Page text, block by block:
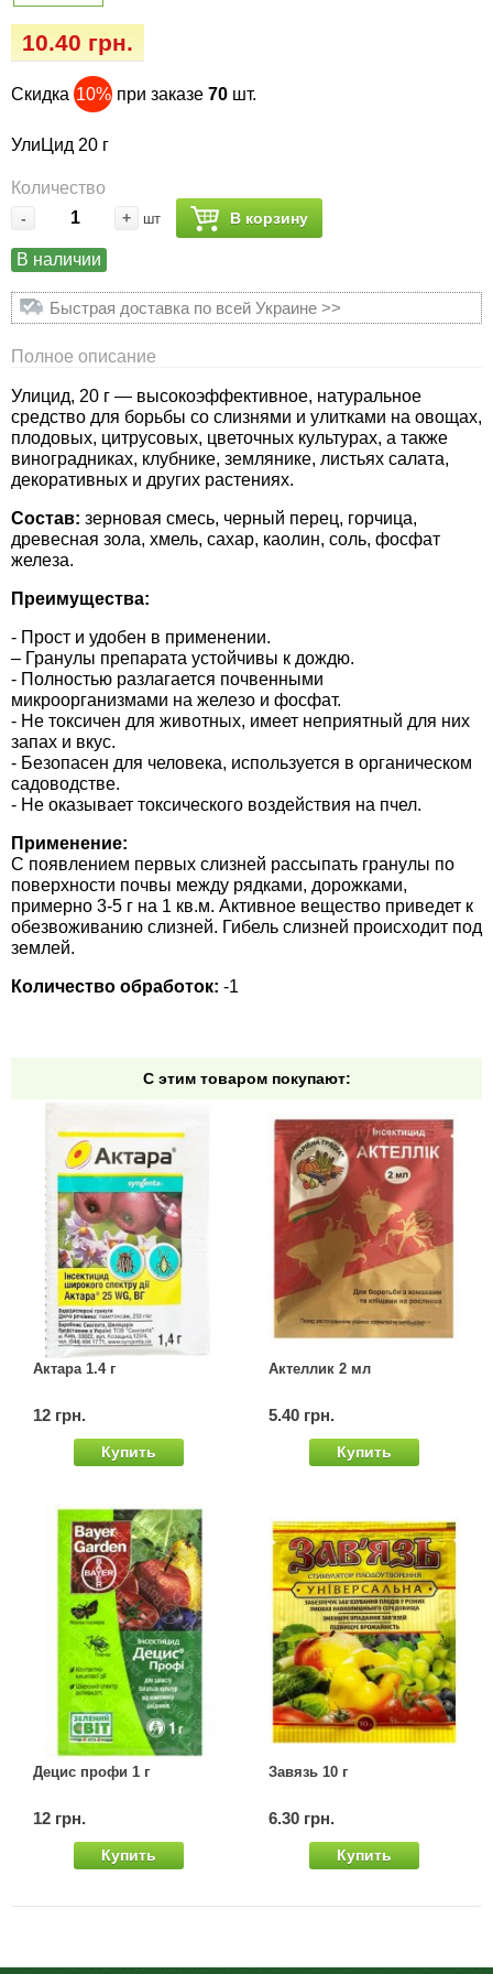
10.40 грн.
Скидка 10% при заказе70 шт.
УлиЦид 20 г
Количество
- + шт В корзину
В наличии
Быстрая доставка по всей Украине >>
Полное описание
Улицид, 20 г — высокоэффективное, натуральное
средство для борьбы со слизнями и улитками на овощах,
плодовых, цитрусовых, цветочных культурах, а также
виноградниках, клубнике, землянике, листьях салата,
декоративных и других растениях.
Состав: зерновая смесь, черный перец, горчица,
древесная зола, хмель, сахар, каолин, соль, фосфат
железа.
Преимущества:
- Прост и удобен в применении.
– Гранулы препарата устойчивы к дождю.
- Полностью разлагается почвенными
микроорганизмами на железо и фосфат.
- Не токсичен для животных, имеет неприятный для них
запах и вкус.
- Безопасен для человека, используется в органическом
садоводстве.
- Не оказывает токсического воздействия на пчел.
Применение:
С появлением первых слизней рассыпать гранулы по
поверхности почвы между рядками, дорожками,
примерно 3-5 г на 1 кв.м. Активное вещество приведет к
обезвоживанию слизней. Гибель слизней происходит под
землей.
Количество обработок: -1
С этим товаром покупают:
Актара 1.4 г
12 грн.
Купить
Актеллик 2 мл
5.40 грн.
Купить
Децис профи 1 г
12 грн.
Купить
Завязь 10 г
6.30 грн.
Купить
Семена перца
Семена петрушки
Семена редиса
Семена свеклы
Семена сельдерея
Семена табака
Семена газонной травы
Семена тыквы, патиссона
Семена укропа
Семена фасоли
Семена цветов
Семена шпината
Удобрения «Сударушка», «Рязаночка»
Удобрения «Чистый лист» кристаллические
100 г
300 г
Удобрения «Чистый лист» в палочках
Удобрения «Чистый лист» Успех
Опрыскиватели
Горшки для цветов, кашпо
Тенты
клопов, блох, домашних и садовых муравьев
Средства защиты от комаров, москитов,
клещей, ос, мошек, слепней
Средства защиты от моли
Средства защиты от кротов
Средства защиты от грызунов
Препараты для септиков, выгребных ям и
дачных туалетов, биодеструкторы
Хозяйственные товары
Средства защиты растений
Лидеры продаж